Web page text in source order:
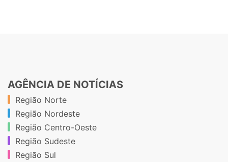
AGÊNCIA DE NOTÍCIAS
Região Norte
Região Nordeste
Região Centro-Oeste
Região Sudeste
Região Sul